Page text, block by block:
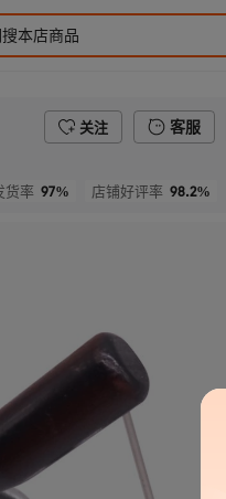
关注 客服
货率 97% 店铺好评率 98.2%